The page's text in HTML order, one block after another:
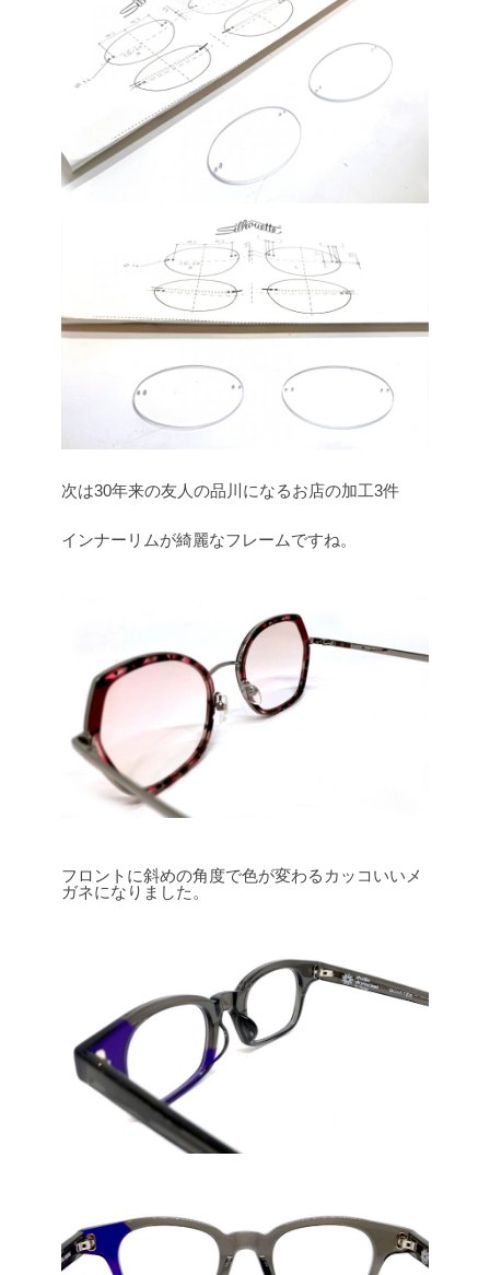
次は30年来の友人の品川になるお店の加工3件
インナーリムが綺麗なフレームですね。
フロントに斜めの角度で色が変わるカッコいいメ
ガネになりました。